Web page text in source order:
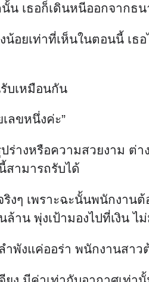
น เธอก็เดินหนีออกจากธน
อยเท่าที่เห็นในตอนนี้ เ
บเหมือนกัน
ลขหนึ่งค่ะ”
างหรือความสวยงาม ต่
สามารถรับได้
ๆ เพราะฉะนั้นพนักงาน
น พุ่งเป้ามองไปที่เงิน ไ
พังแค่ออร่า พนักงานสาว